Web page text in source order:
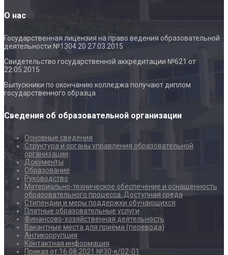
О нас
Государственная лицензия на право ведения образовательной
деятельности №1304 20 27.03.2015
Свидетельство государственной аккредитации №621 от
22.05.2015
Выпускники по окончанию колледжа получают диплом
государственного образца
Сведения об образовательной организации
Основные сведения
Структура и органы управления образовательной
организации
Документы
Образование
Руководство
Материально-техническое обеспечение и оснащенность
образовательного процесса. Доступная среда
Стипендии и меры поддержки обучающихся
Платные образовательные услуги
Финансово-хозяйственная деятельность
Вакантные места для приёма (перевода)
Антикоррупция
Контактная информация
Приказ от 16.08.2021 №30-к/02-01